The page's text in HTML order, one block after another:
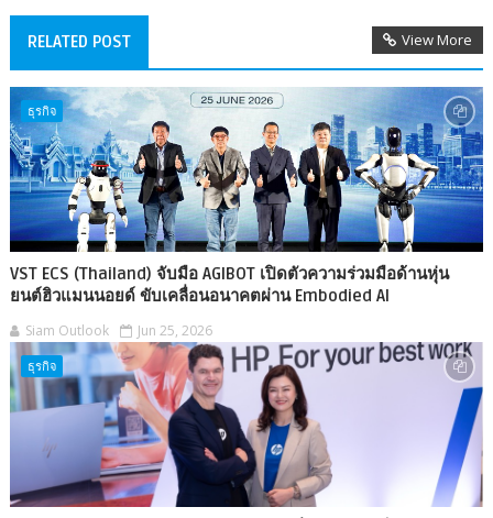
RELATED POST View More
ธุรกิจ
VST ECS (Thailand) จับมือ AGIBOT เปิดตัวความร่วมมือด้านหุ่น
ยนต์ฮิวแมนนอยด์ ขับเคลื่อนอนาคตผ่าน Embodied AI
Siam Outlook Jun 25, 2026
ธุรกิจ